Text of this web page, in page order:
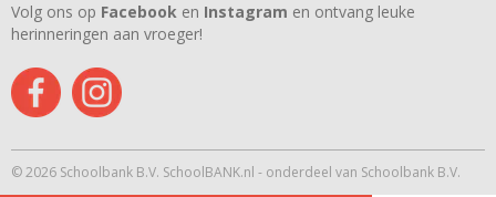
Volg ons op Facebook en Instagram en ontvang leuke
herinneringen aan vroeger!
© 2026 Schoolbank B.V. SchoolBANK.nl - onderdeel van Schoolbank B.V.